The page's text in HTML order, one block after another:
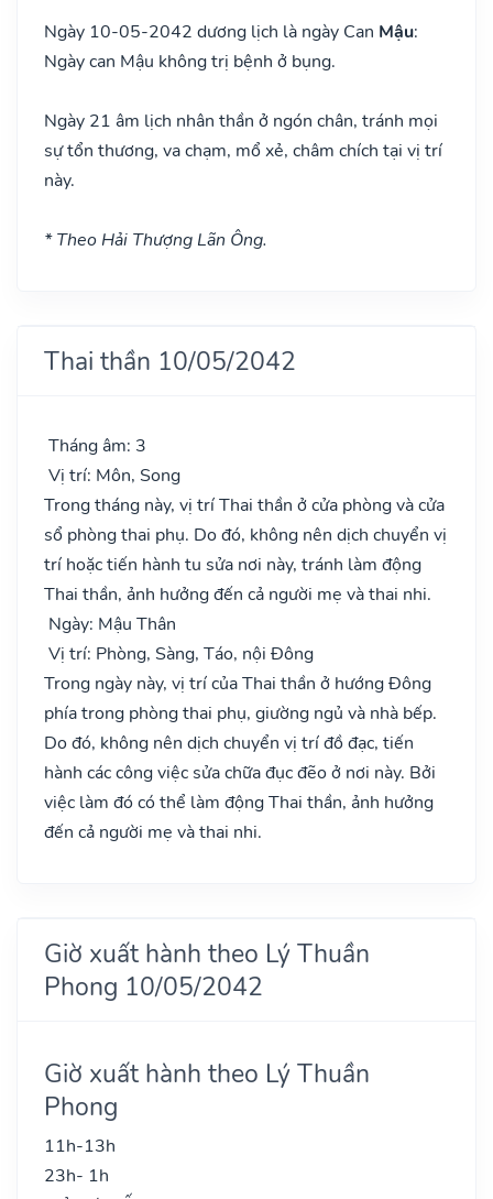
Ngày 10-05-2042 dương lịch là ngày Can Mậu:
Ngày can Mậu không trị bệnh ở bụng.
Ngày 21 âm lịch nhân thần ở ngón chân, tránh mọi
sự tổn thương, va chạm, mổ xẻ, châm chích tại vị trí
này.
* Theo Hải Thượng Lãn Ông.
Thai thần 10/05/2042
Tháng âm: 3
Vị trí: Môn, Song
Trong tháng này, vị trí Thai thần ở cửa phòng và cửa
sổ phòng thai phụ. Do đó, không nên dịch chuyển vị
trí hoặc tiến hành tu sửa nơi này, tránh làm động
Thai thần, ảnh hưởng đến cả người mẹ và thai nhi.
Ngày: Mậu Thân
Vị trí: Phòng, Sàng, Táo, nội Đông
Trong ngày này, vị trí của Thai thần ở hướng Đông
phía trong phòng thai phụ, giường ngủ và nhà bếp.
Do đó, không nên dịch chuyển vị trí đồ đạc, tiến
hành các công việc sửa chữa đục đẽo ở nơi này. Bởi
việc làm đó có thể làm động Thai thần, ảnh hưởng
đến cả người mẹ và thai nhi.
Giờ xuất hành theo Lý Thuần
Phong 10/05/2042
Giờ xuất hành theo Lý Thuần
Phong
11h-13h
23h- 1h